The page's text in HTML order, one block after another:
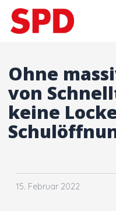
Suchen
nach:
Aktuelles
Gordan Dudas MdL
Ohne
von
keine
15. Februar 2022